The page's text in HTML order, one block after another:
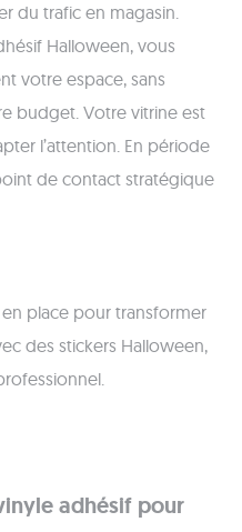
du trafic en magasin.
Halloween, vous
votre espace, sans
budget. Votre vitrine est
l’attention. En période
de contact stratégique
place pour transformer
des stickers Halloween,
adhésif pour